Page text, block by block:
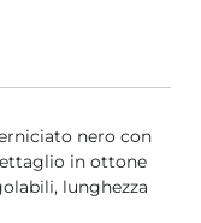
nero con
in ottone
lunghezza